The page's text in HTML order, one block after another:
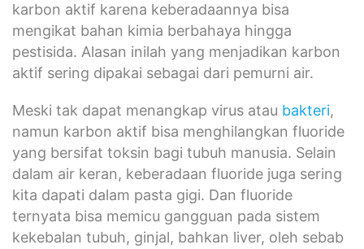
karbon aktif karena keberadaannya bisa
mengikat bahan kimia berbahaya hingga
pestisida. Alasan inilah yang menjadikan karbon
aktif sering dipakai sebagai dari pemurni air.
Meski tak dapat menangkap virus atau bakteri,
namun karbon aktif bisa menghilangkan fluoride
yang bersifat toksin bagi tubuh manusia. Selain
dalam air keran, keberadaan fluoride juga sering
kita dapati dalam pasta gigi. Dan fluoride
ternyata bisa memicu gangguan pada sistem
kekebalan tubuh, ginjal, bahkan liver, oleh sebab